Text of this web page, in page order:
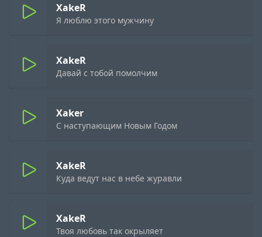
XakeR
Я люблю этого мужчину
XakeR
Давай с тобой помолчим
Xaker
С наступающим Новым Годом
XakeR
Куда ведут нас в небе журавли
XakeR
Твоя любовь так окрыляет